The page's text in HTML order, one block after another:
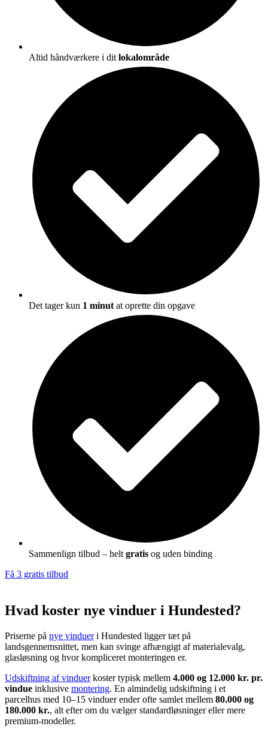
Altid håndværkere i dit lokalområde
Det tager kun 1 minut at oprette din opgave
Sammenlign tilbud – helt gratis og uden binding
Få 3 gratis tilbud
Hvad koster nye vinduer i Hundested?
Priserne på nye vindueri Hundested ligger tæt på
landsgennemsnittet, men kan svinge afhængigt af materialevalg,
glasløsning og hvor kompliceret monteringen er.
Udskiftning af vinduerkoster typisk mellem 4.000 og 12.000 kr. pr.
vindue inklusive montering. En almindelig udskiftning i et
parcelhus med 10–15 vinduer ender ofte samlet mellem 80.000 og
180.000 kr., alt efter om du vælger standardløsninger eller mere
premium-modeller.